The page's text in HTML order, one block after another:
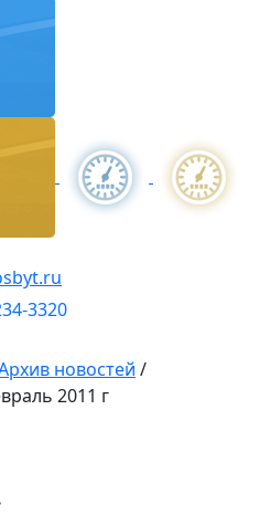
3320
новостей /
2011 г